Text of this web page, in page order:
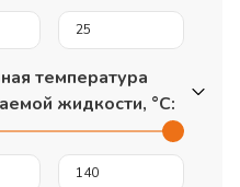
температура
жидкости, °С: